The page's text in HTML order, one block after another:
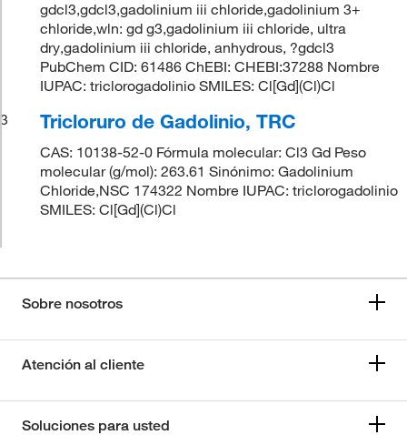
gdcl3,gdcl3,gadolinium iii chloride,gadolinium 3+
chloride,wln: gd g3,gadolinium iii chloride, ultra
dry,gadolinium iii chloride, anhydrous, ?gdcl3
PubChem CID: 61486 ChEBI: CHEBI:37288 Nombre
IUPAC: triclorogadolinio SMILES: Cl[Gd](Cl)Cl
3
Tricloruro de Gadolinio, TRC
CAS: 10138-52-0 Fórmula molecular: Cl3 Gd Peso
molecular (g/mol): 263.61 Sinónimo: Gadolinium
Chloride,NSC 174322 Nombre IUPAC: triclorogadolinio
SMILES: Cl[Gd](Cl)Cl
Sobre nosotros
Atención al cliente
Soluciones para usted